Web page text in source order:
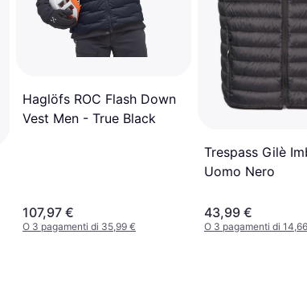
Haglöfs ROC Flash Down
Vest Men - True Black
107,97 €
O 3 pagamenti di 35,99 €
Trespass Gilè
Uomo Nero
43,99 €
O 3 pagamenti di